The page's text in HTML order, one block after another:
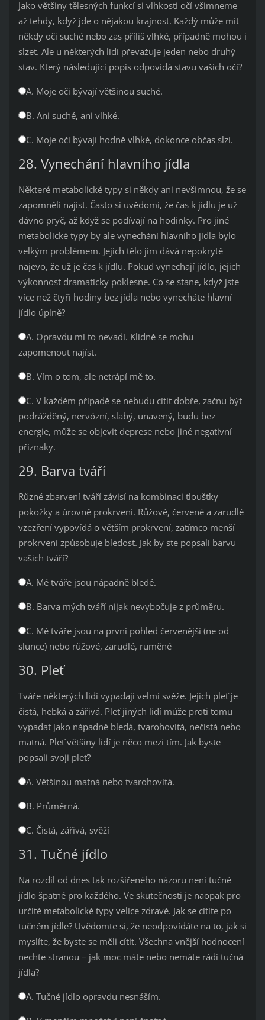
Jako většiny tělesných funkcí si vlhkosti očí všimneme
až tehdy, když jde o nějakou krajnost. Každý může mít
někdy oči suché nebo zas příliš vlhké, případně mohou i
slzet. Ale u některých lidí převažuje jeden nebo druhý
stav. Který následující popis odpovídá stavu vašich očí?
A. Moje oči bývají většinou suché.
B. Ani suché, ani vlhké.
C. Moje oči bývají hodně vlhké, dokonce občas slzí.
28. Vynechání hlavního jídla
Některé metabolické typy si někdy ani nevšimnou, že se
zapomněli najíst. Často si uvědomí, že čas k jídlu je už
dávno pryč, až když se podívají na hodinky. Pro jiné
metabolické typy by ale vynechání hlavního jídla bylo
velkým problémem. Jejich tělo jim dává nepokrytě
najevo, že už je čas k jídlu. Pokud vynechají jídlo, jejich
výkonnost dramaticky poklesne. Co se stane, když jste
více než čtyři hodiny bez jídla nebo vynecháte hlavní
jídlo úplně?
A. Opravdu mi to nevadí. Klidně se mohu
zapomenout najíst.
B. Vím o tom, ale netrápí mě to.
C. V každém případě se nebudu cítit dobře, začnu být
podrážděný, nervózní, slabý, unavený, budu bez
energie, může se objevit deprese nebo jiné negativní
příznaky.
29. Barva tváří
Různé zbarvení tváří závisí na kombinaci tloušťky
pokožky a úrovně prokrvení. Růžové, červené a zarudlé
vzezření vypovídá o větším prokrvení, zatímco menší
prokrvení způsobuje bledost. Jak by ste popsali barvu
vašich tváří?
A. Mé tváře jsou nápadně bledé.
B. Barva mých tváří nijak nevybočuje z průměru.
C. Mé tváře jsou na první pohled červenější (ne od
slunce) nebo růžové, zarudlé, ruměné
30. Pleť
Tváře některých lidí vypadají velmi svěže. Jejich pleť je
čistá, hebká a zářivá. Pleť jiných lidí může proti tomu
vypadat jako nápadně bledá, tvarohovitá, nečistá nebo
matná. Pleť většiny lidí je něco mezi tím. Jak byste
popsali svoji pleť?
A. Většinou matná nebo tvarohovitá.
B. Průměrná.
C. Čistá, zářivá, svěží
31. Tučné jídlo
Na rozdíl od dnes tak rozšířeného názoru není tučné
jídlo špatné pro každého. Ve skutečnosti je naopak pro
určité metabolické typy velice zdravé. Jak se cítíte po
tučném jídle? Uvědomte si, že neodpovídáte na to, jak si
myslíte, že byste se měli cítit. Všechna vnější hodnocení
nechte stranou – jak moc máte nebo nemáte rádi tučná
jídla?
A. Tučné jídlo opravdu nesnáším.